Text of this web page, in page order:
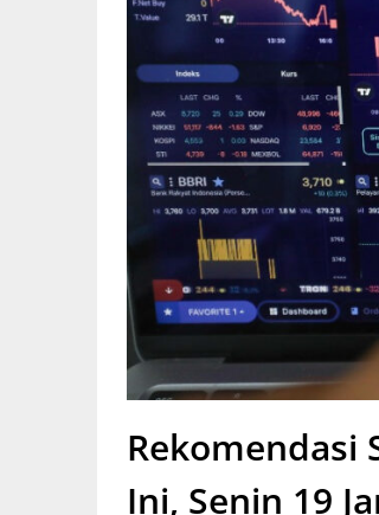
Rekomendasi
Ini, Senin 19